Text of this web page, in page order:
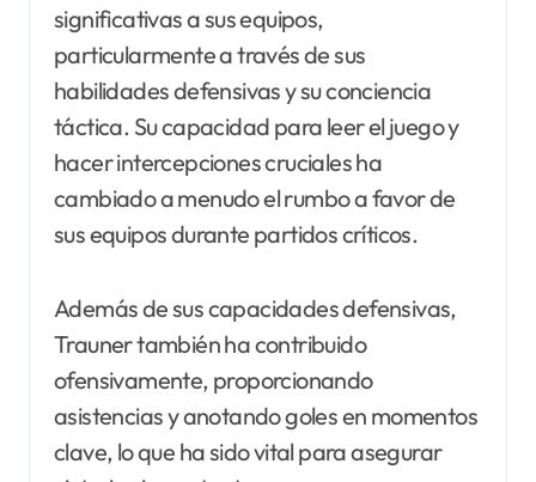
significativas a sus equipos,
particularmente a través de sus
habilidades defensivas y su conciencia
táctica. Su capacidad para leer el juego y
hacer intercepciones cruciales ha
cambiado a menudo el rumbo a favor de
sus equipos durante partidos críticos.
Además de sus capacidades defensivas,
Trauner también ha contribuido
ofensivamente, proporcionando
asistencias y anotando goles en momentos
clave, lo que ha sido vital para asegurar